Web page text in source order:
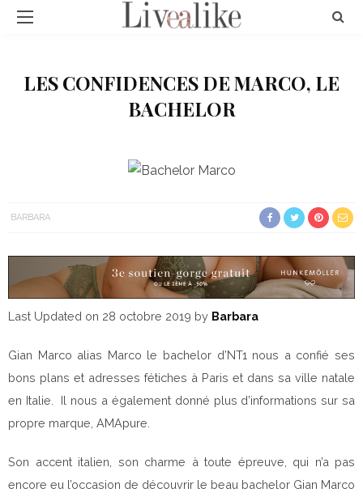
LES CONFIDENCES DE MARCO, LE
BACHELOR
BARBARA
Last Updated on 28 octobre 2019 by Barbara
Gian Marco alias Marco le bachelor d’NT1 nous a confié ses
bons plans et adresses fétiches à Paris et dans sa ville natale
en Italie. Il nous a également donné plus d’informations sur sa
propre marque, AMApure.
Son accent italien, son charme à toute épreuve, qui n’a pas
encore eu l’occasion de découvrir le beau bachelor Gian Marco